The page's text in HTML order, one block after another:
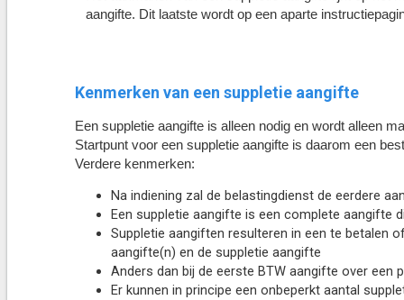
aangifte. Dit laatste wordt op een aparte
Kenmerken van een suppletie aangifte
Een suppletie aangifte is alleen nodig en wordt alleen
Startpunt voor een suppletie aangifte is daarom een
Verdere kenmerken:
Na indiening zal de belastingdienst de eerdere
Een suppletie aangifte is een complete aangifte
Suppletie aangiften resulteren in een te betalen
aangifte(n) en de suppletie aangifte
Anders dan bij de eerste BTW aangifte over een
Er kunnen in principe een onbeperkt aantal